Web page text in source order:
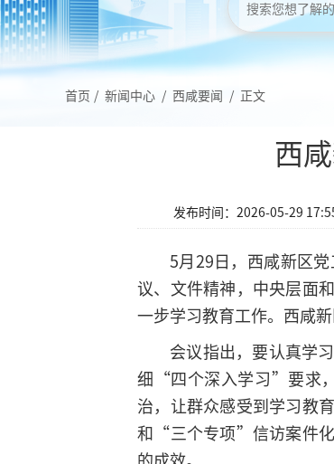
首页 / 新闻中心 / 西咸要闻 / 正文
西
发布时间：2026-05-29
5月29日，西咸新区
议、文件精神，中央层面
一步学习教育工作。西咸
会议指出，要认真学
细“四个深入学习”要求
治，让群众感受到学习教
和“三个专项”信访案件化